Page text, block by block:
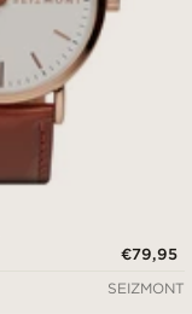
€79,95
SEIZMONT